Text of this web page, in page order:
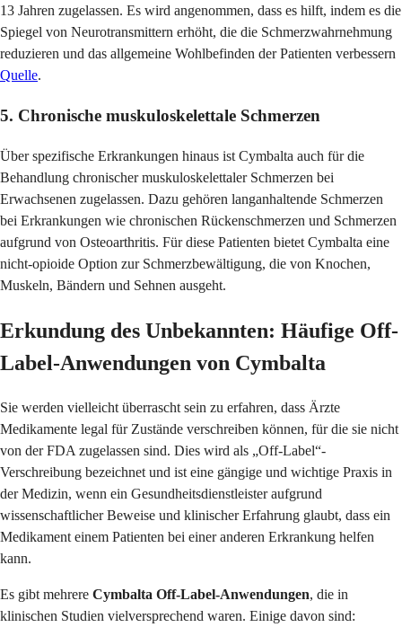
13 Jahren zugelassen. Es wird angenommen, dass es hilft, indem es die
Spiegel von Neurotransmittern erhöht, die die Schmerzwahrnehmung
reduzieren und das allgemeine Wohlbefinden der Patienten verbessern
Quelle.
5. Chronische muskuloskelettale Schmerzen
Über spezifische Erkrankungen hinaus ist Cymbalta auch für die
Behandlung chronischer muskuloskelettaler Schmerzen bei
Erwachsenen zugelassen. Dazu gehören langanhaltende Schmerzen
bei Erkrankungen wie chronischen Rückenschmerzen und Schmerzen
aufgrund von Osteoarthritis. Für diese Patienten bietet Cymbalta eine
nicht-opioide Option zur Schmerzbewältigung, die von Knochen,
Muskeln, Bändern und Sehnen ausgeht.
Erkundung des Unbekannten: Häufige Off-
Label-Anwendungen von Cymbalta
Sie werden vielleicht überrascht sein zu erfahren, dass Ärzte
Medikamente legal für Zustände verschreiben können, für die sie nicht
von der FDA zugelassen sind. Dies wird als „Off-Label“-
Verschreibung bezeichnet und ist eine gängige und wichtige Praxis in
der Medizin, wenn ein Gesundheitsdienstleister aufgrund
wissenschaftlicher Beweise und klinischer Erfahrung glaubt, dass ein
Medikament einem Patienten bei einer anderen Erkrankung helfen
kann.
Es gibt mehrere Cymbalta Off-Label-Anwendungen, die in
klinischen Studien vielversprechend waren. Einige davon sind: